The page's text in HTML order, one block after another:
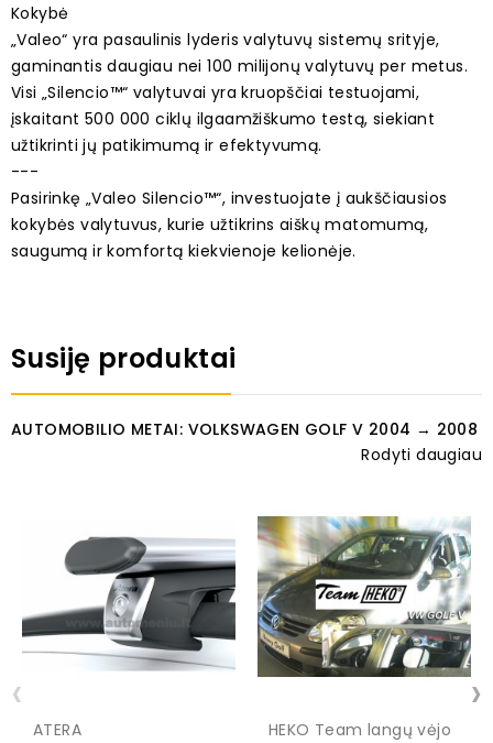
Kokybė
„Valeo“ yra pasaulinis lyderis valytuvų sistemų srityje,
gaminantis daugiau nei 100 milijonų valytuvų per metus.
Visi „Silencio™“ valytuvai yra kruopščiai testuojami,
įskaitant 500 000 ciklų ilgaamžiškumo testą, siekiant
užtikrinti jų patikimumą ir efektyvumą.
---
Pasirinkę „Valeo Silencio™“, investuojate į aukščiausios
kokybės valytuvus, kurie užtikrins aiškų matomumą,
saugumą ir komfortą kiekvienoje kelionėje.
Susiję produktai
AUTOMOBILIO METAI: VOLKSWAGEN GOLF V 2004 → 2008
Rodyti daugiau
ATERA
HEKO Team langų vėjo
‹ ›